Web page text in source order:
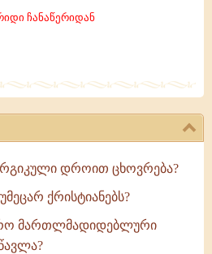
ჩანაწერიდან
დროით ცხოვრება?
ქრისტიანებს?
მართლმადიდებლური